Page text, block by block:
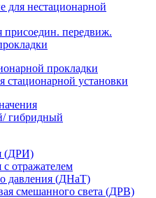
для нестационарной
присоедин. передвиж.
прокладки
стационарной установки
гибридный
(ДРИ)
с отражателем
давления (ДНаТ)
смешанного света (ДРВ)